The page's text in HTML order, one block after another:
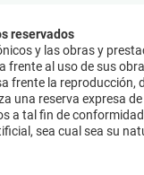
reservados
y las obras y
al uso de sus
frente la
una reserva expresa
tal fin de
sea cual sea su